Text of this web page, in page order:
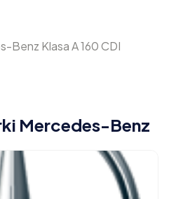
Benz Klasa A 160 CDI
Mercedes-Benz